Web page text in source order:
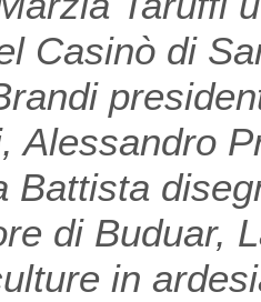
Casinò di
Alessandro
Battista
di Buduar,
in